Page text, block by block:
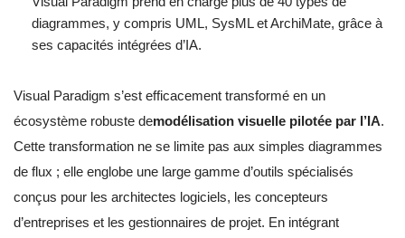
diagrammes, y compris UML, SysML et ArchiMate, grâce à
ses capacités intégrées d’IA.
Visual Paradigm s’est efficacement transformé en un
écosystème robuste demodélisation visuelle pilotée par l’IA.
Cette transformation ne se limite pas aux simples diagrammes
de flux ; elle englobe une large gamme d’outils spécialisés
conçus pour les architectes logiciels, les concepteurs
d’entreprises et les gestionnaires de projet. En intégrant